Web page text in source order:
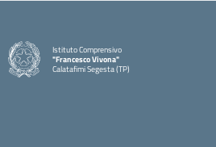
Istituto Comprensivo
"Francesco Vivona"
Calatafimi Segesta (TP)
— Visita la pagina iniziale della scuola